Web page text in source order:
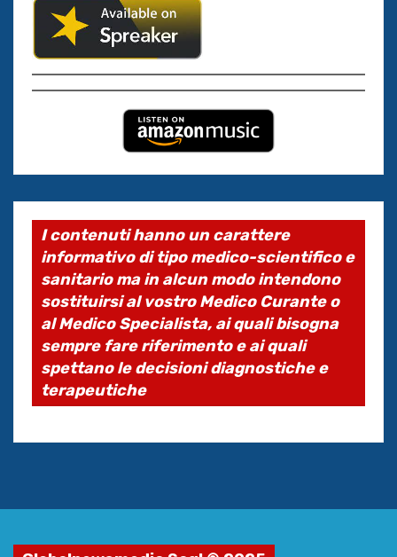
I contenuti hanno un carattere
informativo di tipo medico-scientifico e
sanitario ma in alcun modo intendono
sostituirsi al vostro Medico Curante o
al Medico Specialista, ai quali bisogna
sempre fare riferimento e ai quali
spettano le decisioni diagnostiche e
terapeutiche